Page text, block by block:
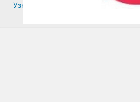
Узнайте больше про решение